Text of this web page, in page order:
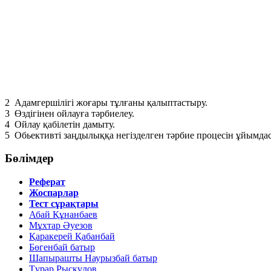
2 Адамгершілігі жоғары тұлғаны қалыптастыру.
3 Өздігінен ойлауға тәрбиелеу.
4 Ойлау қабілетін дамыту.
5 Обьективті заңдылыққа негізделген тәрбие процесін
Бөлімдер
Реферат
Жоспарлар
Тест сұрақтары
Абай Құнанбаев
Мұхтар Әуезов
Қаракерей Қабанбай
Бөгенбай батыр
Шапырашты Наурызбай батыр
Тұрар Рысқұлов